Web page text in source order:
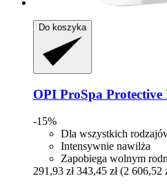
Do koszyka
OPI ProSpa
-15%
Dla wszystkich
Intensywnie nawilża
Zapobiega wolnym
291,93 zł 343,45 zł (2 606,52